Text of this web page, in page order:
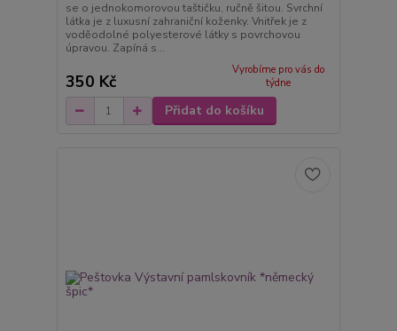
se o jednokomorovou taštičku, ručně šitou. Svrchní
látka je z luxusní zahraniční koženky. Vnitřek je z
voděodolné polyesterové látky s povrchovou
úpravou. Zapíná s...
350 Kč
Vyrobíme pro vás do
týdne
Přidat do košíku